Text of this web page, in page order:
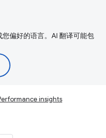
偏好的语言。AI 翻译可能包
insights